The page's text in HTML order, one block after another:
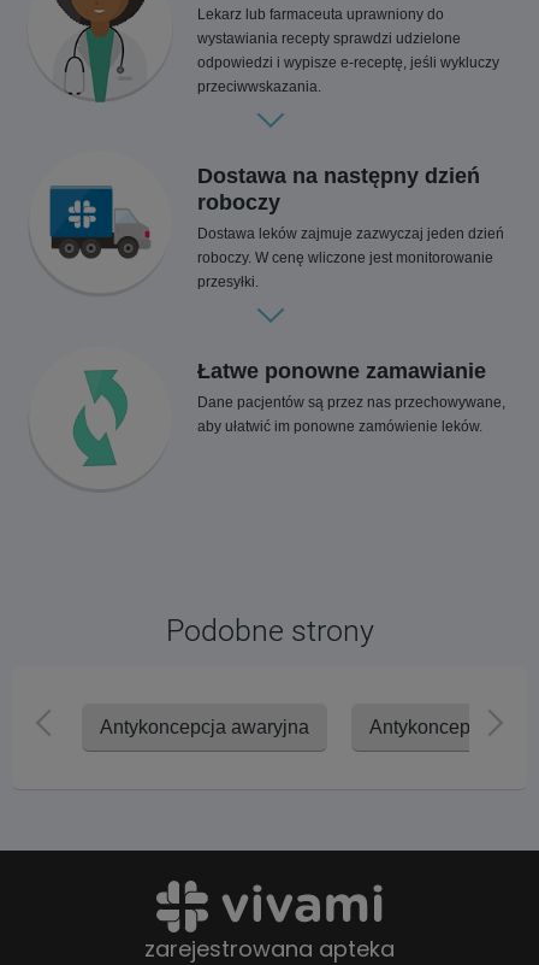
Lekarz lub farmaceuta uprawniony do
wystawiania recepty sprawdzi udzielone
odpowiedzi i wypisze e-receptę, jeśli wykluczy
przeciwwskazania.
Dostawa na następny dzień
roboczy
Dostawa leków zajmuje zazwyczaj jeden dzień
roboczy. W cenę wliczone jest monitorowanie
przesyłki.
Łatwe ponowne zamawianie
Dane pacjentów są przez nas przechowywane,
aby ułatwić im ponowne zamówienie leków.
Podobne strony
Antykoncepcja awaryjna
zarejestrowana apteka